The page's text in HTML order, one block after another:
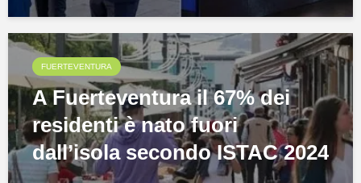
FUERTEVENTURA
A Fuerteventura il 67% dei
residenti è nato fuori
dall’isola secondo ISTAC 2024